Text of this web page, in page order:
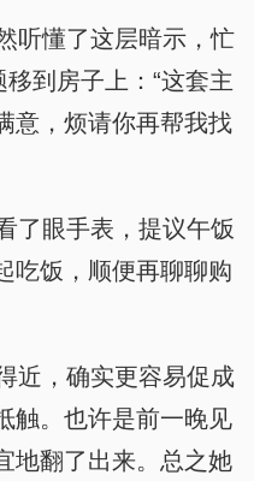
听懂了这层暗示，忙
到房子上：“这套主
意，烦请你再帮我找
了眼手表，提议午饭
吃饭，顺便再聊聊购
近，确实更容易促成
触。也许是前一晚见
地翻了出来。总之她